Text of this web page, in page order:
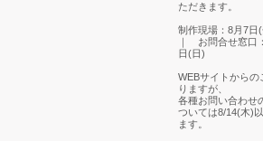
ただきます。
制作現場：8月7
｜ お問合せ窓口
日(日)
WEBサイトからの
りますが、
各種お問い合わせ
ついては8/14(木)
ます。